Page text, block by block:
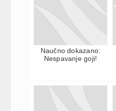
Naučno dokazano:
Nespavanje goji!